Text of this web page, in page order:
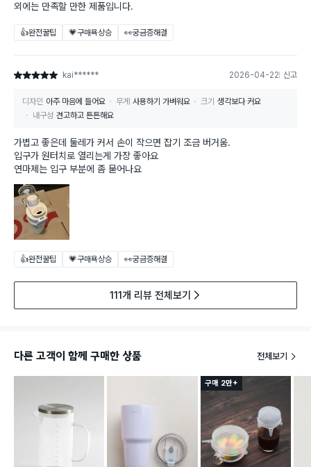
외에는 만족할 만한 제품입니다.
👍완전꿀팁 💗구매욕상승 👀궁금증해결
별점 5점 kai****** 2026-04-22 신고
디자인 아주 마음에 들어요 무게 사용하기 가벼워요 크기 생각보다 커요
내구성 견고하고 튼튼해요
가볍고 좋은데 둘레가 커서 손이 작으면 잡기 조금 버거움.
입구가 원터치로 열리는게 가장 좋아요
연마제는 입구 부분에 좀 묻어나요
👍완전꿀팁 💗구매욕상승 👀궁금증해결
111개 리뷰 전체보기
다른 고객이 함께 구매한 상품 전체보기
구매 2만+